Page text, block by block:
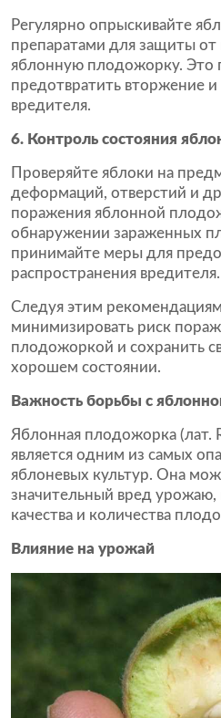
Регулярно опрыскивайте
препаратами для защиты от
яблонную плодожорку. Это
предотвратить вторжение
вредителя.
6. Контроль состояния
Проверяйте яблоки на
деформаций, отверстий и
поражения яблонной
обнаружении зараженных
принимайте меры для
распространения вредителя.
Следуя этим
минимизировать риск
плодожоркой и сохранить
хорошем состоянии.
Важность борьбы с
Яблонная плодожорка (лат.
является одним из самых
яблоневых культур. Она
значительный вред
качества и количества
Влияние на урожай